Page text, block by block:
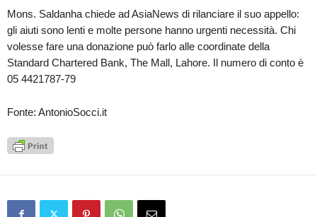
Mons. Saldanha chiede ad AsiaNews di rilanciare il suo appello:
gli aiuti sono lenti e molte persone hanno urgenti necessità. Chi
volesse fare una donazione può farlo alle coordinate della
Standard Chartered Bank, The Mall, Lahore. Il numero di conto è
05 4421787-79
Fonte: AntonioSocci.it